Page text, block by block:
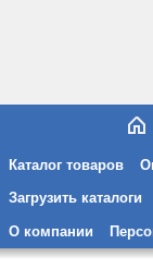
Каталог товаров
Загрузить каталоги
О компании